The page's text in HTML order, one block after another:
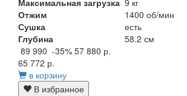
Максимальная загрузка 9 кг
Отжим
1400 об/мин
Сушка
есть
Глубина
58.2 см
89 990 -35% 57 880 р.
65 772 р.
в корзину
В избранное